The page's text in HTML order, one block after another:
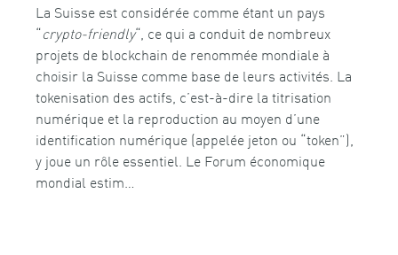
La Suisse est considérée comme étant un pays
“crypto-friendly“, ce qui a conduit de nombreux
projets de blockchain de renommée mondiale à
choisir la Suisse comme base de leurs activités. La
tokenisation des actifs, c’est-à-dire la titrisation
numérique et la reproduction au moyen d’une
identification numérique (appelée jeton ou “token”),
y joue un rôle essentiel. Le Forum économique
mondial estim…